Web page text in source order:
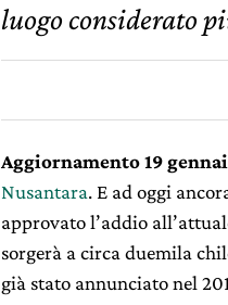
luogo considerato
Aggiornamento 19
Nusantara. E ad oggi
approvato l’addio
sorgerà a circa duemila
già stato annunciato nel